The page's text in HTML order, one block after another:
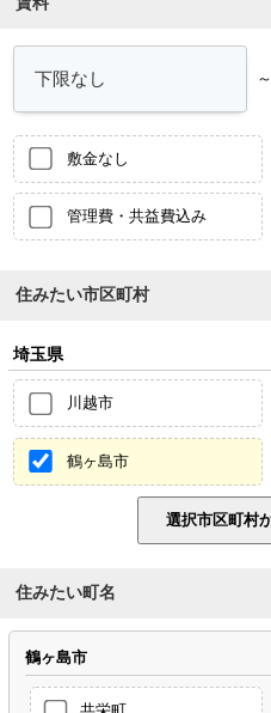
～
敷金なし
管理費・共益費込み
住みたい市区町村
埼玉県
川越市
鶴ヶ島市
住みたい町名
鶴ヶ島市